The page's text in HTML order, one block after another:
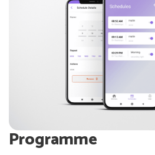
Programme